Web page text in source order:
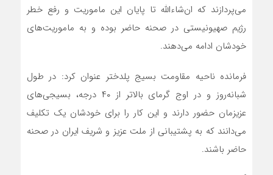
عزیزمان حضور دارند و این کار را برای خودشان یک تکلیف
می‌دانند که به پشتیبانی از ملت عزیز و شریف ایران در صحنه
حاضر باشند.
گزارش از فیروزه حاتمی
انتهای خبر/
لینک کوتاه :